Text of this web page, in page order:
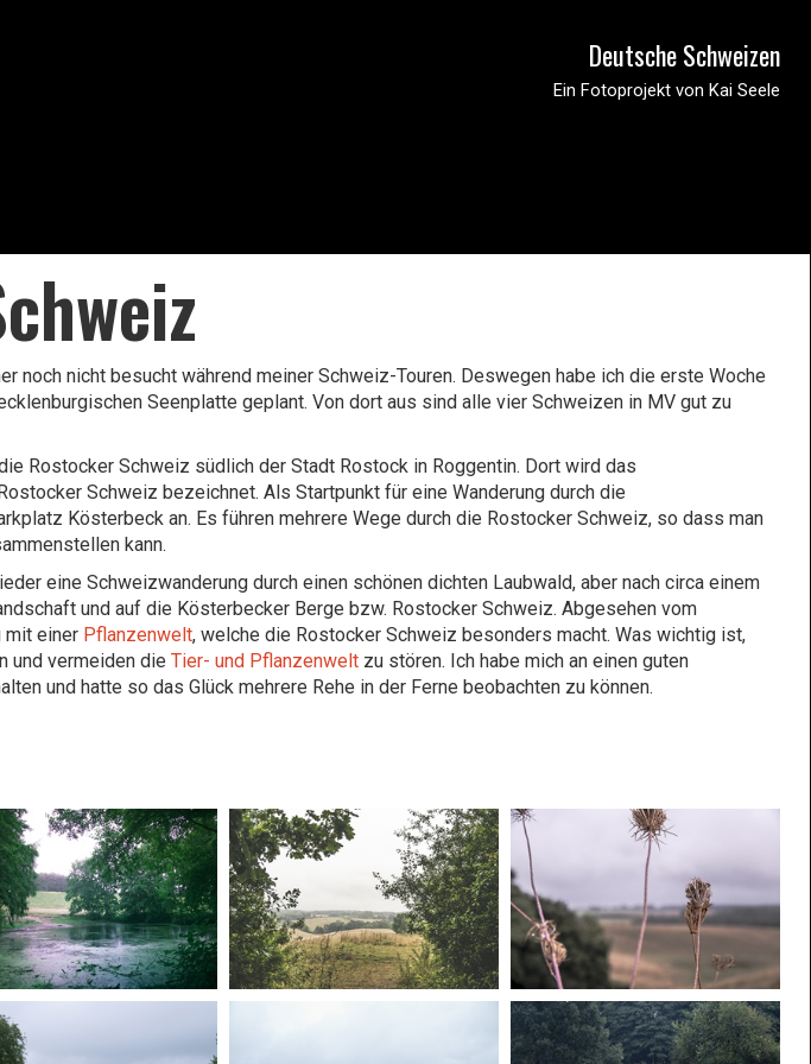
Deutsche Schweizen
Ein Fotoprojekt von Kai Seele
noch nicht besucht während meiner Schweiz-Touren. Deswegen habe ich die erste Woche
Seenplatte geplant. Von dort aus sind alle vier Schweizen in MV gut zu
Rostocker Schweiz südlich der Stadt Rostock in Roggentin. Dort wird das
Schweiz bezeichnet. Als Startpunkt für eine Wanderung durch die
Kösterbeck an. Es führen mehrere Wege durch die Rostocker Schweiz, so dass man
kann.
eine Schweizwanderung durch einen schönen dichten Laubwald, aber nach circa einem
und auf die Kösterbecker Berge bzw. Rostocker Schweiz. Abgesehen vom
mit einer Pflanzenwelt, welche die Rostocker Schweiz besonders macht. Was wichtig ist,
und vermeiden die Tier- und Pflanzenwelt zu stören. Ich habe mich an einen guten
und hatte so das Glück mehrere Rehe in der Ferne beobachten zu können.